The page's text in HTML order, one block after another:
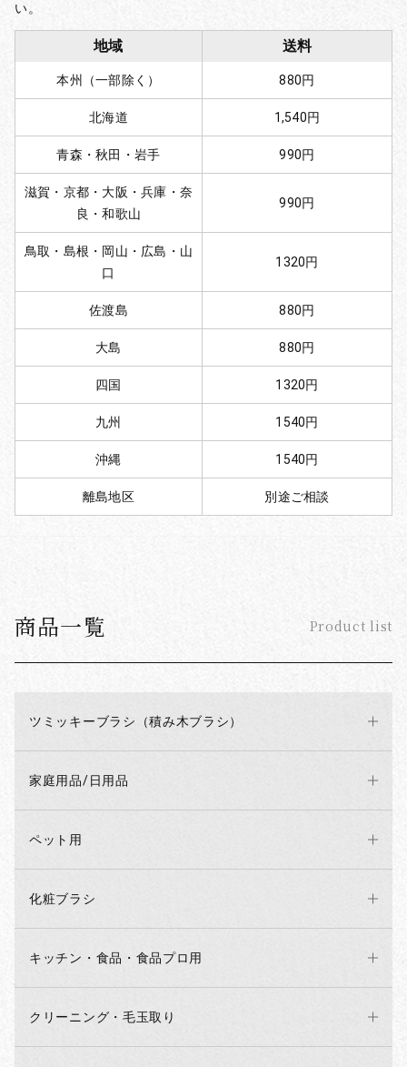
商品一覧 Product list
ツミッキーブラシ（積み木ブラシ）
家庭用品/日用品
ペット用
化粧ブラシ
キッチン・食品・食品プロ用
クリーニング・毛玉取り
い。
地域 送料
本州（一部除く） 880円
北海道 1,540円
青森・秋田・岩手 990円
滋賀・京都・大阪・兵庫・奈
良・和歌山
990円
鳥取・島根・岡山・広島・山
口
1320円
佐渡島 880円
大島 880円
四国 1320円
九州 1540円
沖縄 1540円
離島地区 別途ご相談